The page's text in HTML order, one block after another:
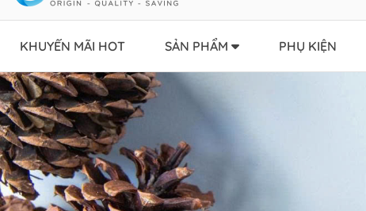
KHUYẾN MÃI HOT SẢN PHẨM PHỤ KIỆN